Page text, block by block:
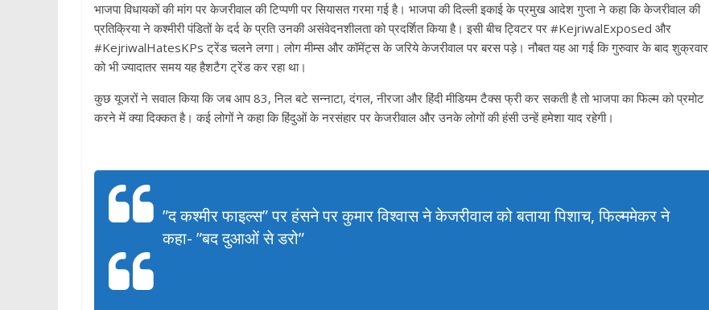
भाजपा विधायकों की मांग पर केजरीवाल की टिप्पणी पर सियासत गरमा गई है। भाजपा की दिल्ली इकाई के प्रमुख आदेश गुप्ता ने कहा कि केजरीवाल की
प्रतिक्रिया ने कश्मीरी पंडितों के दर्द के प्रति उनकी असंवेदनशीलता को प्रदर्शित किया है। इसी बीच ट्विटर पर #KejriwalExposed और
#KejriwalHatesKPs ट्रेंड चलने लगा। लोग मीम्‍स और कॉमेंट्स के जरिये केजरीवाल पर बरस पड़े। नौबत यह आ गई कि गुरुवार के बाद शुक्रवार
को भी ज्‍यादातर समय यह हैशटैग ट्रेंड कर रहा था।
कुछ यूजरों ने सवाल किया कि जब आप 83, निल बटे सन्‍नाटा, दंगल, नीरजा और हिंदी मीडियम टैक्‍स फ्री कर सकती है तो भाजपा का फिल्‍म को प्रमोट
करने में क्‍या दिक्कत है। कई लोगों ने कहा कि हिंदुओं के नरसंहार पर केजरीवाल और उनके लोगों की हंसी उन्‍हें हमेशा याद रहेगी।
”द कश्मीर फाइल्स” पर हंसने पर कुमार विश्वास ने केजरीवाल को बताया पिशाच, फिल्ममेकर ने
कहा- ”बद दुआओं से डरो”